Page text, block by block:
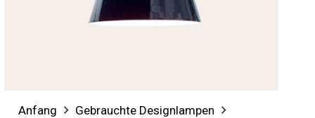
Anfang
Gebrauchte Designlampen